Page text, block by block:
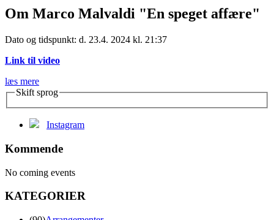
Om Marco Malvaldi "En speget affære"
Dato og tidspunkt: d. 23.4. 2024 kl. 21:37
Link til video
læs mere
Skift sprog
Instagram
Kommende
No coming events
KATEGORIER